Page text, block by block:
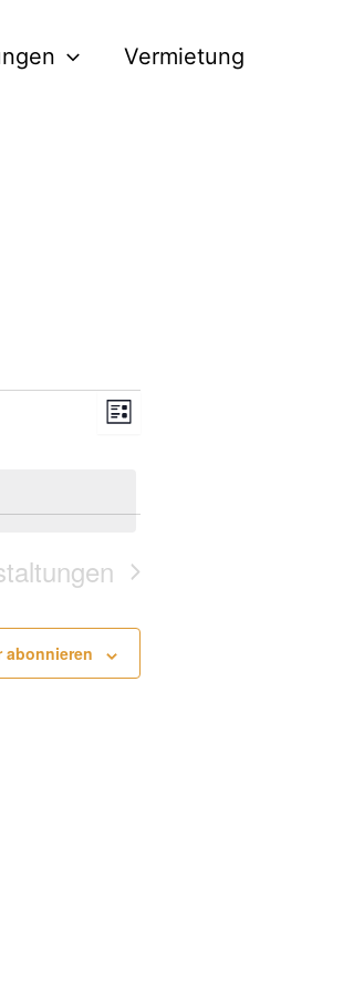
Vermietung
Ansichten-
Veranstaltung
Liste
abonnieren